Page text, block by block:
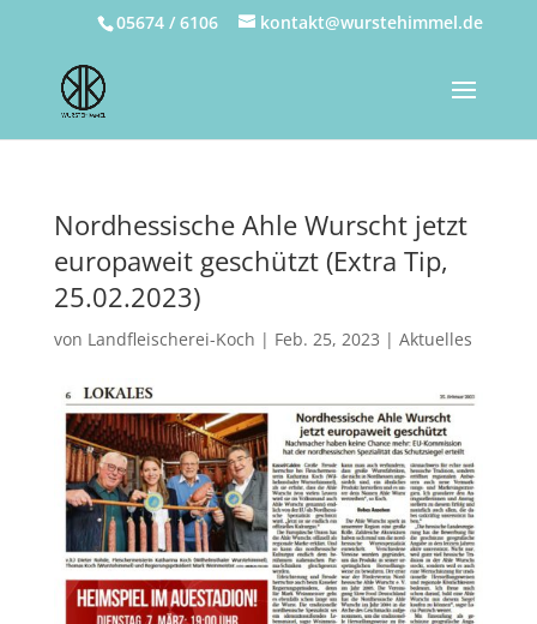
05674 / 6106 kontakt@wurstehimmel.de
Nordhessische Ahle Wurscht jetzt
europaweit geschützt (Extra Tip,
25.02.2023)
von Landfleischerei-Koch | Feb. 25, 2023 | Aktuelles